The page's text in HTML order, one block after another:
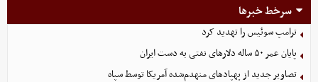
سرخط خبرها
ترامپ سوئیس را تهدید کرد
پایان عمر ۵۰ ساله دلارهای نفتی به دست ایران
تصاویر جدید از پهپادهای منهدم‌شده آمریکا توسط سپاه